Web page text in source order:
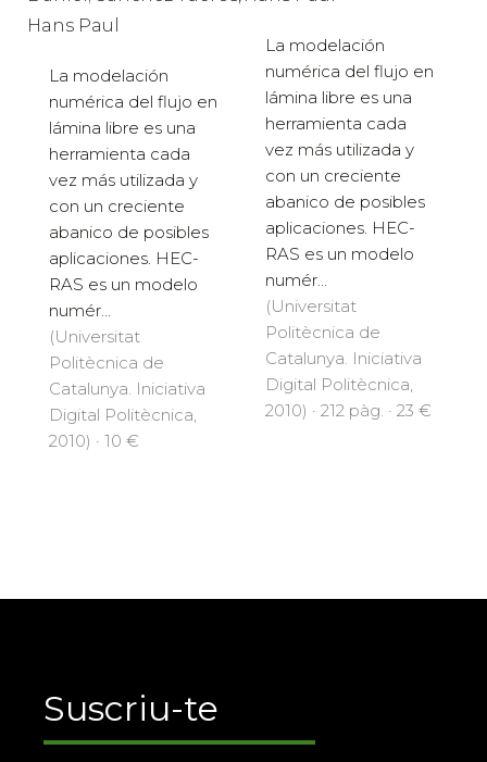
Hans Paul
La modelación
numérica del flujo en
lámina libre es una
herramienta cada
vez más utilizada y
con un creciente
abanico de posibles
aplicaciones. HEC-
RAS es un modelo
numér...
(Universitat
Politècnica de
Catalunya. Iniciativa
Digital Politècnica,
2010) · 10 €
La modelación
numérica del flujo en
lámina libre es una
herramienta cada
vez más utilizada y
con un creciente
abanico de posibles
aplicaciones. HEC-
RAS es un modelo
numér...
(Universitat
Politècnica de
Catalunya. Iniciativa
Digital Politècnica,
2010) · 212 pàg. · 23 €
Suscriu-te